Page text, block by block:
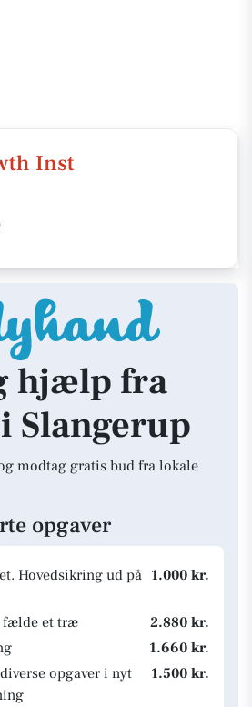
Inst
hjælp fra
Slangerup
modtag gratis bud fra lokale
opgaver
Hovedsikring ud på 1.000 kr.
fælde et træ
2.880 kr.
1.660 kr.
opgaver i nyt
1.500 kr.